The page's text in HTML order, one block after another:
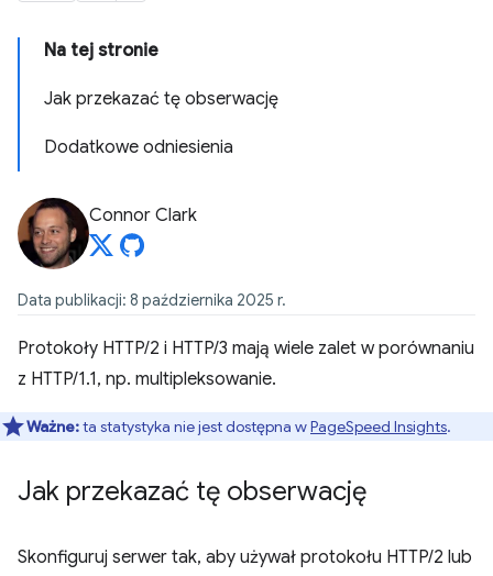
Na tej stronie
Jak przekazać tę obserwację
Dodatkowe odniesienia
Connor Clark
Data publikacji: 8 października 2025 r.
Protokoły HTTP/2 i HTTP/3 mają wiele zalet w porównaniu
z HTTP/1.1, np. multipleksowanie.
Ważne:ta statystyka nie jest dostępna wPageSpeed Insights.
Jak przekazać tę obserwację
Skonfiguruj serwer tak, aby używał protokołu HTTP/2 lub